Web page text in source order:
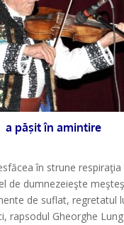
a păşit în amintire
în strune respiraţia
de dumnezeieşte
de suflat, regretatul
rapsodul Gheorghe